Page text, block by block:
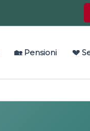
🏡 Pensioni 💔